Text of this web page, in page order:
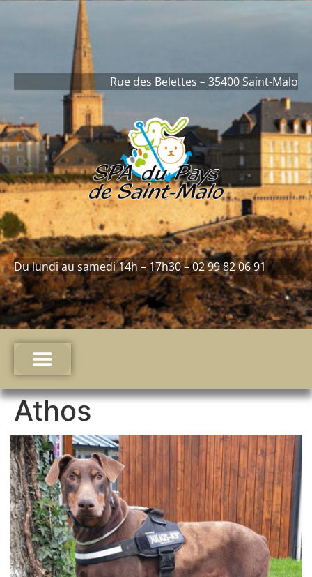
Rue des Belettes – 35400 Saint-Malo
Du lundi au samedi 14h – 17h30 – 02 99 82 06 91
Athos